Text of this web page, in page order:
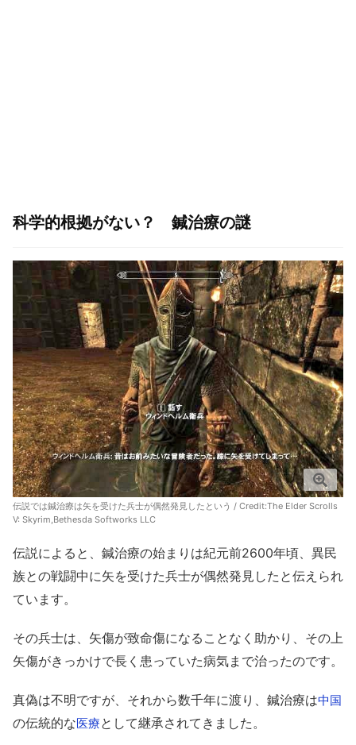
科学的根拠がない？ 鍼治療の謎
伝説では鍼治療は矢を受けた兵士が偶然発見したという / Credit:The Elder Scrolls
V: Skyrim,Bethesda Softworks LLC
伝説によると、鍼治療の始まりは紀元前2600年頃、異民
族との戦闘中に矢を受けた兵士が偶然発見したと伝えられ
ています。
その兵士は、矢傷が致命傷になることなく助かり、その上
矢傷がきっかけで長く患っていた病気まで治ったのです。
真偽は不明ですが、それから数千年に渡り、鍼治療は中国
の伝統的な医療として継承されてきました。